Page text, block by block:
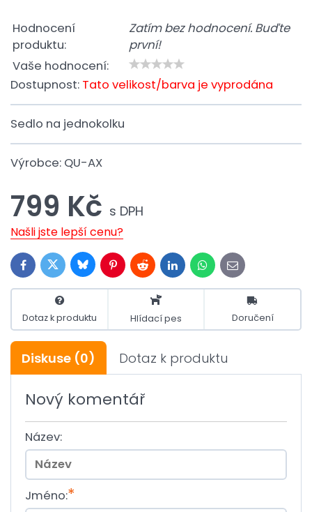
Hodnocení
produktu:
Zatím bez hodnocení. Buďte
první!
Vaše hodnocení:
Dostupnost: Tato velikost/barva je vyprodána
Sedlo na jednokolku
Výrobce: QU-AX
799 Kč s DPH
Našli jste lepší cenu?
FacebookTwitterBlueskyPinterestRedditLinkedInWhatsApp
E-
mail
Dotaz k produktu Hlídací pes Doručení
Diskuse (0) Dotaz k produktu
Nový komentář
Název:
Jméno:*